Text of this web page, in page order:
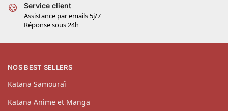
Service client
Assistance par emails 5j/7
Réponse sous 24h
NOS BEST SELLERS
Katana Samouraï
Katana Anime et Manga